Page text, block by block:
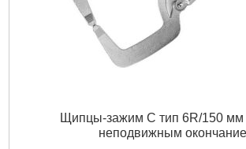
Щипцы-зажим С тип 6R/150 мм
неподвижным